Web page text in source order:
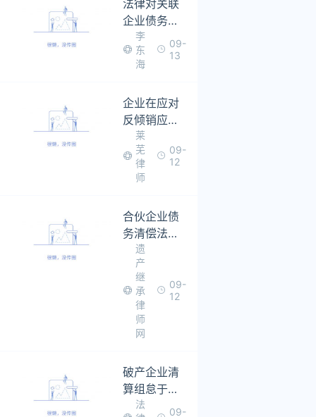
法律对关联
企业债务重
组是怎样规
定的
李
东
海
09-
13
企业在应对
反倾销应诉
过程中不同
阶段采取的
策略建议
莱
芜
律
师
09-
12
合伙企业债
务清偿法律
有什么规定
遗
产
继
承
律
师
网
09-
12
破产企业清
算组怠于追
讨债权，债
法
09-